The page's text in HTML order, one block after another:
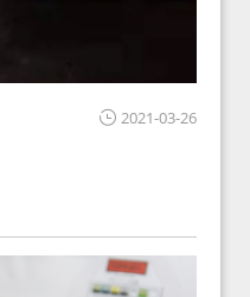
2021-03-26